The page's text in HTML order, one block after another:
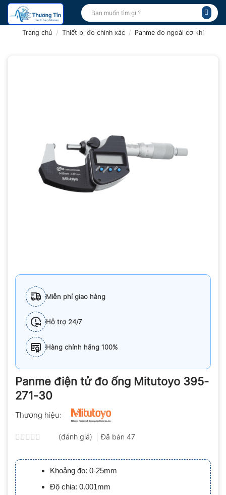
Bỏ
qua
Tìm
kiếm:
Trang chủ / Thiết bị đo chính xác / Panme đo ngoài cơ khí
Miễn phí giao hàng
Hỗ trợ 24/7
Hàng chính hãng 100%
Panme điện tử đo ống Mitutoyo 395-
271-30
Thương hiệu:
xếp
hạng
0.0
5
sao
(đánh giá) Đã bán 47
Khoảng đo: 0-25mm
Độ chia: 0.001mm